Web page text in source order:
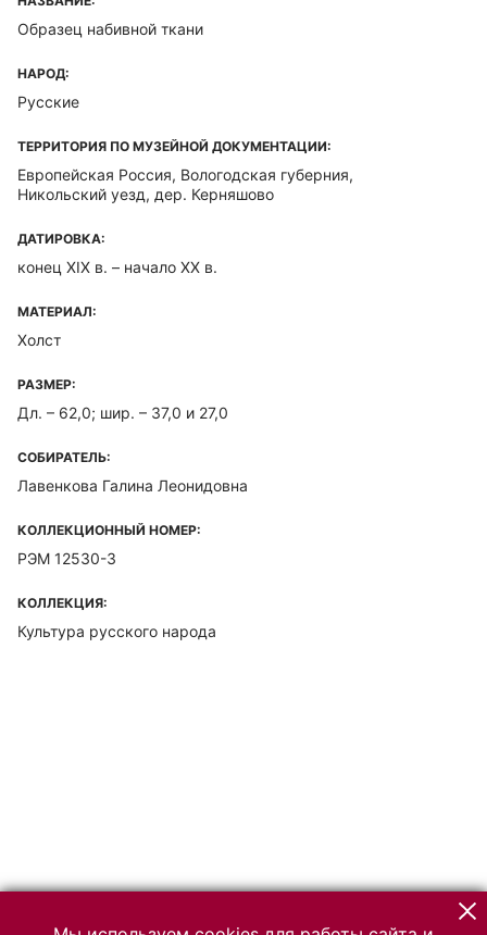
Образец набивной ткани
НАРОД:
Русские
ТЕРРИТОРИЯ ПО МУЗЕЙНОЙ ДОКУМЕНТАЦИИ:
Европейская Россия, Вологодская губерния,
Никольский уезд, дер. Керняшово
ДАТИРОВКА:
конец XIX в. – начало XX в.
МАТЕРИАЛ:
Холст
РАЗМЕР:
Дл. – 62,0; шир. – 37,0 и 27,0
СОБИРАТЕЛЬ:
Лавенкова Галина Леонидовна
КОЛЛЕКЦИОННЫЙ НОМЕР:
РЭМ 12530-3
КОЛЛЕКЦИЯ:
Культура русского народа